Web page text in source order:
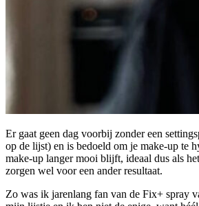
Er gaat geen dag voorbij zonder een
op de lijst) en is bedoeld om je make-up te
make-up langer mooi blijft, ideaal dus als
zorgen wel voor een ander resultaat.
Zo was ik jarenlang fan van de Fix+ spray